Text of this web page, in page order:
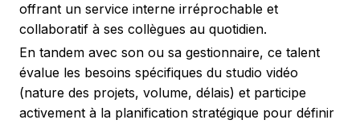
offrant un service interne irréprochable et
collaboratif à ses collègues au quotidien.
En tandem avec son ou sa gestionnaire, ce talent
évalue les besoins spécifiques du studio vidéo
(nature des projets, volume, délais) et participe
activement à la planification stratégique pour définir